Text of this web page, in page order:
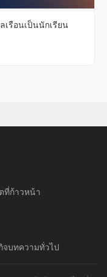
รือนเป็นนักเรียน
ที่ก้าวหน้า
จบทความทั่วไป